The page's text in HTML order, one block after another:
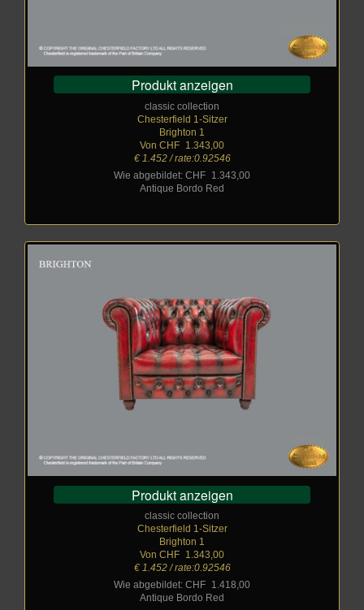
Produkt anzeigen
classic collection
Chesterfield 1-Sitzer
Brighton 1
Von CHF
1.343,00
€ 1.452 / rate:0.92546
Wie abgebildet: CHF
1.343,00
Antique Bordo Red
Produkt anzeigen
classic collection
Chesterfield 1-Sitzer
Brighton 1
Von CHF
1.343,00
€ 1.452 / rate:0.92546
Wie abgebildet: CHF
1.418,00
Antique Bordo Red